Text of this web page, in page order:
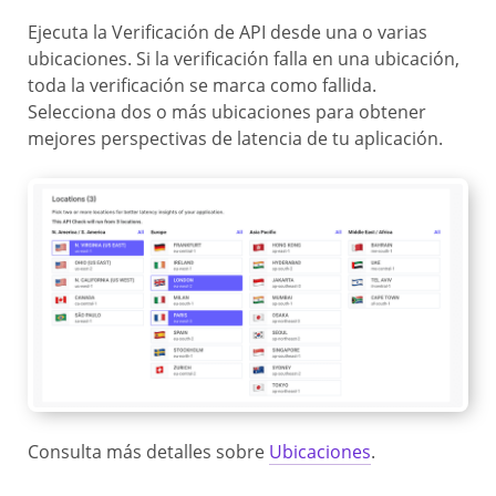
Ejecuta la Verificación de API desde una o varias
ubicaciones. Si la verificación falla en una ubicación,
toda la verificación se marca como fallida.
Selecciona dos o más ubicaciones para obtener
mejores perspectivas de latencia de tu aplicación.
Consulta más detalles sobre Ubicaciones.